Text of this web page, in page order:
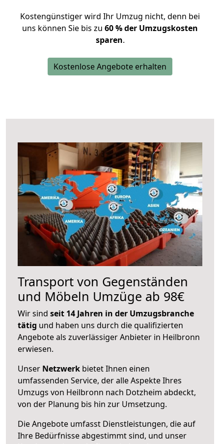
Kostengünstiger wird Ihr Umzug nicht, denn bei
uns können Sie bis zu 60 % der Umzugskosten
sparen.
Kostenlose Angebote erhalten
Transport von Gegenständen
und Möbeln Umzüge ab 98€
Wir sind seit 14 Jahren in der Umzugsbranche
tätig und haben uns durch die qualifizierten
Angebote als zuverlässiger Anbieter in Heilbronn
erwiesen.
Unser Netzwerk bietet Ihnen einen
umfassenden Service, der alle Aspekte Ihres
Umzugs von Heilbronn nach Dotzheim abdeckt,
von der Planung bis hin zur Umsetzung.
Die Angebote umfasst Dienstleistungen, die auf
Ihre Bedürfnisse abgestimmt sind, und unser